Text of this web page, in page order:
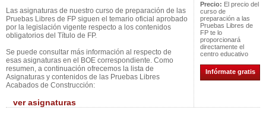
Las asignaturas de nuestro curso de preparación de las
Pruebas Libres de FP siguen el temario oficial aprobado
por la legislación vigente respecto a los contenidos
obligatorios del Título de FP.
Se puede consultar más información al respecto de
esas asignaturas en el BOE correspondiente. Como
resumen, a continuación ofrecemos la lista de
Asignaturas y contenidos de las Pruebas Libres
Acabados de Construcción:
ver asignaturas
Precio: El precio del
curso de
preparación a las
Pruebas Libres de
FP te lo
proporcionará
directamente el
centro educativo
Infórmate gratis